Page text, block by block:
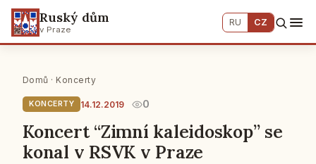
Ruský dům
v Praze
RU CZ
Domů · Koncerty
KONCERTY 14.12.2019 0
Koncert “Zimní kaleidoskop” se
konal v RSVK v Praze